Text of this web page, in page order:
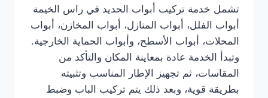
تشمل خدمة تركيب أبواب الحديد في راس الخيمة
أبواب الفلل، أبواب المنازل، أبواب المخازن، أبواب
المحلات، أبواب الأسطح، وأبواب الحماية الخارجية.
وتبدأ الخدمة عادة بمعاينة المكان والتأكد من
المقاسات، ثم تجهيز الإطار المناسب وتثبيته
بطريقة قوية، وبعد ذلك يتم تركيب الباب وضبط